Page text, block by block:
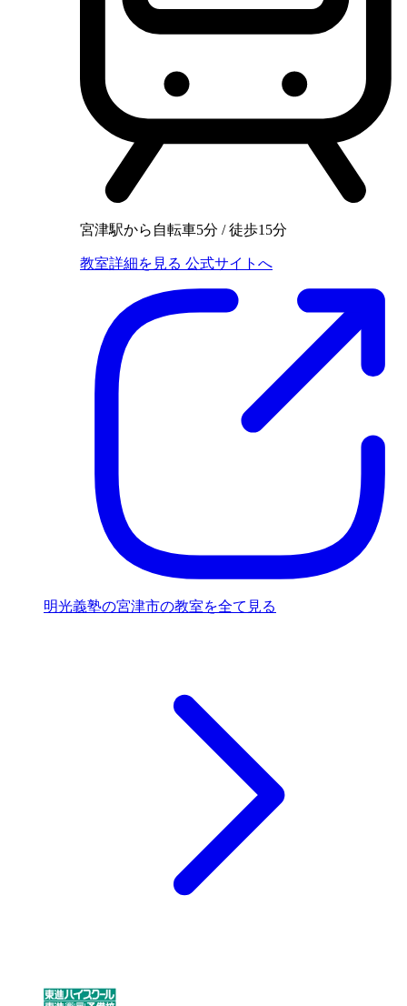
宮津駅から自転車5分 / 徒歩15分
教室詳細を見る 公式サイトへ
明光義塾の宮津市の教室を全て見る